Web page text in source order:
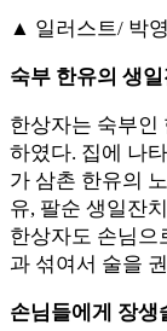
▲ 일러스트/ 박
숙부 한유의 생
한상자는 숙부인
하였다. 집에 나
가 삼촌 한유의
유, 팔순 생일잔
한상자도 손님으
과 섞여서 술을
손님들에게 장생